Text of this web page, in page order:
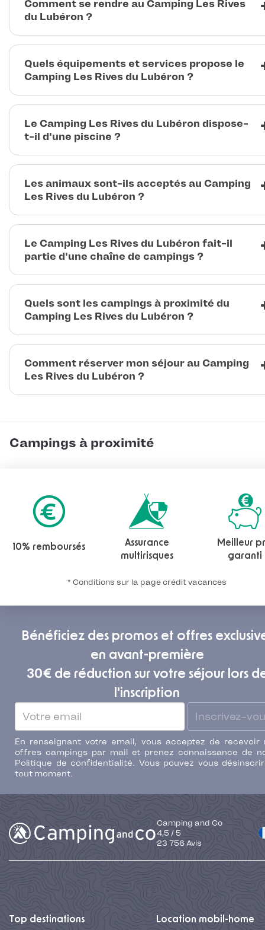
Comment se rendre au Camping Les Rives
du Lubéron ?
Quels équipements et services propose le
Camping Les Rives du Lubéron ?
Le Camping Les Rives du Lubéron dispose-
t-il d'une piscine ?
Les animaux sont-ils acceptés au Camping
Les Rives du Lubéron ?
Le Camping Les Rives du Lubéron fait-il
partie d'une chaîne de campings ?
Quels sont les campings à proximité du
Camping Les Rives du Lubéron ?
Comment réserver mon séjour au Camping
Les Rives du Lubéron ?
Campings à proximité
10% remboursés
Assurance
multirisques
Meilleur
garanti
* Conditions sur la page crédit vacances
Bénéficiez des promos et offres
en avant-première
30€ de réduction sur votre séjour lors
l'inscription
Inscrivez-
En renseignant votre email, vous acceptez de recevoir
offres campings par mail et prenez connaissance de
Politique de confidentialité. Vous pouvez vous
tout moment.
Camping and Co
4,5 / 5
23 756Avis
Top destinations Location mobil-home